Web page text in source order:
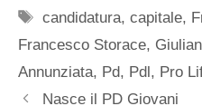
Tag
candidatura,capitale,
Francesco Storace,
Annunziata, Pd, Pdl, Pro
Nasce il PD Giovani